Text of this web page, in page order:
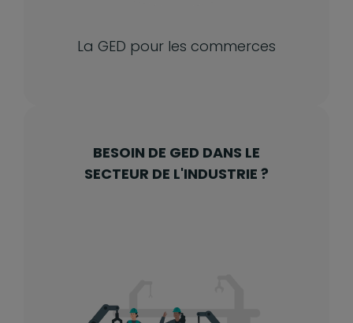
La GED pour les commerces
BESOIN DE GED DANS LE
SECTEUR DE L'INDUSTRIE ?